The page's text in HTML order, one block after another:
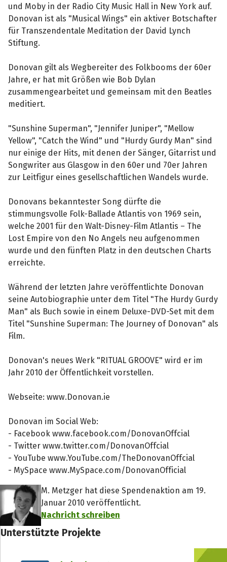
und Moby in der Radio City Music Hall in New York auf.
Donovan ist als "Musical Wings" ein aktiver Botschafter
für Transzendentale Meditation der David Lynch
Stiftung.
Donovan gilt als Wegbereiter des Folkbooms der 60er
Jahre, er hat mit Größen wie Bob Dylan
zusammengearbeitet und gemeinsam mit den Beatles
meditiert.
"Sunshine Superman", "Jennifer Juniper", "Mellow
Yellow", "Catch the Wind" und "Hurdy Gurdy Man" sind
nur einige der Hits, mit denen der Sänger, Gitarrist und
Songwriter aus Glasgow in den 60er und 70er Jahren
zur Leitfigur eines gesellschaftlichen Wandels wurde.
Donovans bekanntester Song dürfte die
stimmungsvolle Folk-Ballade Atlantis von 1969 sein,
welche 2001 für den Walt-Disney-Film Atlantis – The
Lost Empire von den No Angels neu aufgenommen
wurde und den fünften Platz in den deutschen Charts
erreichte.
Während der letzten Jahre veröffentlichte Donovan
seine Autobiographie unter dem Titel "The Hurdy Gurdy
Man" als Buch sowie in einem Deluxe-DVD-Set mit dem
Titel "Sunshine Superman: The Journey of Donovan" als
Film.
Donovan's neues Werk "RITUAL GROOVE" wird er im
Jahr 2010 der Öffentlichkeit vorstellen.
Webseite: www.Donovan.ie
Donovan im Social Web:
- Facebook www.facebook.com/DonovanOffcial
- Twitter www.twitter.com/DonovanOffcial
- YouTube www.YouTube.com/TheDonovanOffcial
- MySpace www.MySpace.com/DonovanOfficial
M. Metzger hat diese Spendenaktion am 19.
Januar 2010 veröffentlicht.
Nachricht schreiben
Unterstützte Projekte